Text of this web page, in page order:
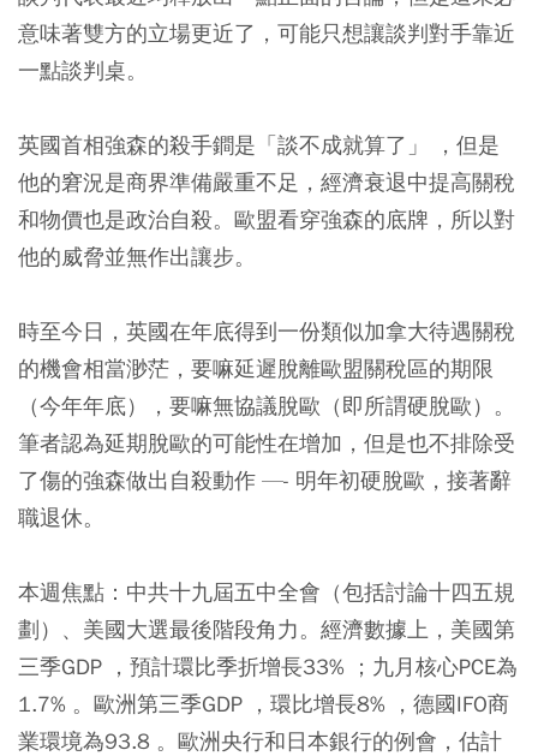
意味著雙方的立場更近了，可能只想讓談判對手靠近
一點談判桌。
英國首相強森的殺手鐧是「談不成就算了」 ，但是
他的窘況是商界準備嚴重不足，經濟衰退中提高關稅
和物價也是政治自殺。歐盟看穿強森的底牌，所以對
他的威脅並無作出讓步。
時至今日，英國在年底得到一份類似加拿大待遇關稅
的機會相當渺茫，要嘛延遲脫離歐盟關稅區的期限
（今年年底），要嘛無協議脫歐（即所謂硬脫歐）。
筆者認為延期脫歐的可能性在增加，但是也不排除受
了傷的強森做出自殺動作 —- 明年初硬脫歐，接著辭
職退休。
本週焦點：中共十九屆五中全會（包括討論十四五規
劃）、美國大選最後階段角力。經濟數據上，美國第
三季GDP ，預計環比季折增長33% ；九月核心PCE為
1.7% 。歐洲第三季GDP ，環比增長8% ，德國IFO商
業環境為93.8 。歐洲央行和日本銀行的例會，估計